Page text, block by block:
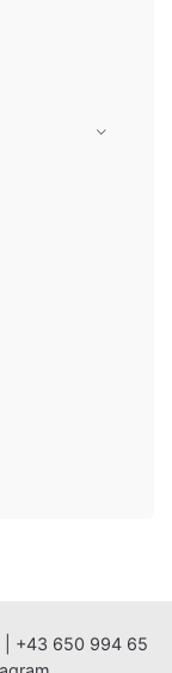
+43 650 994 65